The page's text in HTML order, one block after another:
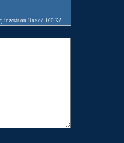
inzerát on-line od 100 Kč